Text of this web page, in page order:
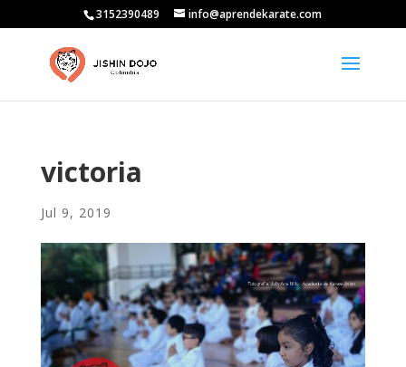
3152390489 info@aprendekarate.com
victoria
Jul 9, 2019